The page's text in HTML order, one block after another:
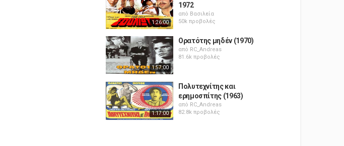
1:26:00
1972
από Βασιλεία
50k προβολές
1:57:00
Ορατότης μηδέν (1970)
από RC_Andreas
81.6k προβολές
1:17:00
Πολυτεχνίτης και
ερημοσπίτης (1963)
από RC_Andreas
82.8k προβολές